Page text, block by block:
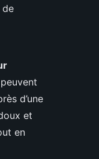
de
d’une
et
en